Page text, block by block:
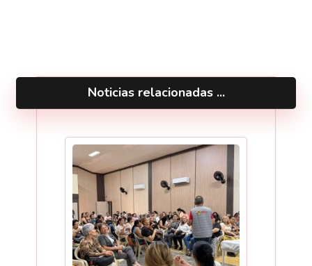
Noticias relacionadas ...